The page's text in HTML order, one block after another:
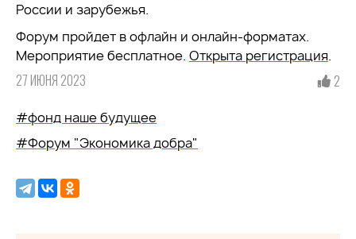
России и зарубежья.
Форум пройдет в офлайн и онлайн-форматах.
Мероприятие бесплатное. Открыта регистрация.
27 ИЮНЯ 2023 2
#фонд наше будущее
#Форум "Экономика добра"